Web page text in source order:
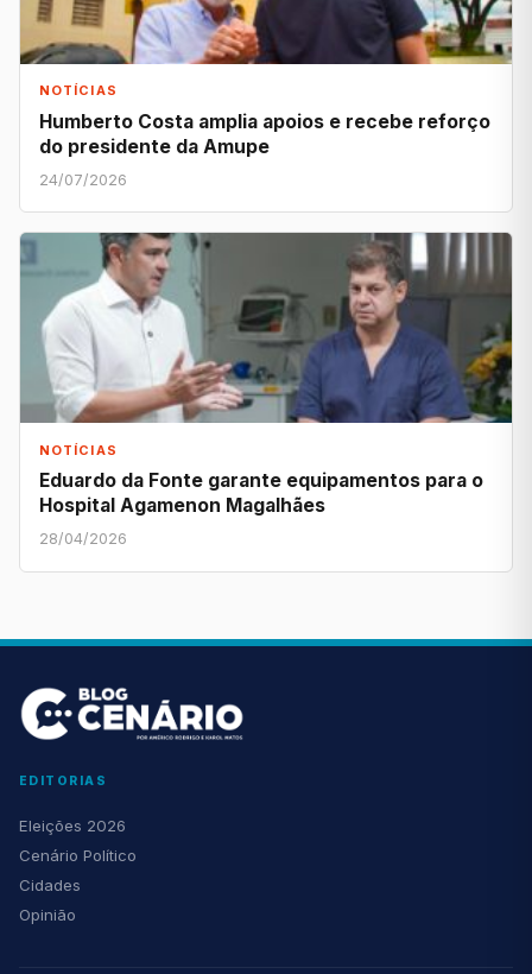
NOTÍCIAS
Humberto Costa amplia apoios e recebe reforço
do presidente da Amupe
24/07/2026
NOTÍCIAS
Eduardo da Fonte garante equipamentos para o
Hospital Agamenon Magalhães
28/04/2026
EDITORIAS
Eleições 2026
Cenário Político
Cidades
Opinião